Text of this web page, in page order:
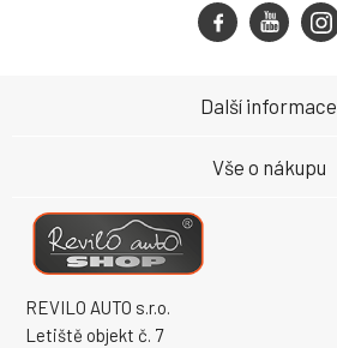
REVILO AUTO s.r.o.
Letiště objekt č. 7
Další informace
Vše o nákupu